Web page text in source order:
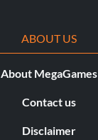
ABOUT US
About MegaGames
Contact us
Disclaimer